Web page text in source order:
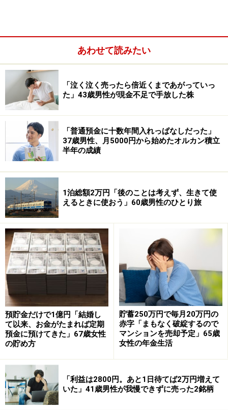
った感じで、社会から取り残されているようです。私だ
けではなく、夫も同じように感じているみたいです」と
話します。
配偶者については「夫が倒れ介護が必要になるときに
は、心構えも準備も何もありませんでした。障がい3級
で年金も少し支給されることが分かり、厚生年金を支払
ってきたことが助けになりました。社会制度には感謝を
しています。ただちょっと生活に余裕のなさは感じてい
ます」と語ります。
家計で一番困っていることとして「必ず夫が家にいるた
め冷暖房は必要で、光熱費がかかります。田舎なのでガ
スがプロパンで割高。プロパンガスは政府の物価高対策
の軽減対象に入っておらず不公平を感じています」と言
います。
「健康であればそれでよいと思っている」
今後については「すでに介護が始まっています。私の収
入も減っているため、年金が減ってしまうのは確定して
いる。夫亡きあとの老後の生活を想像すると不安で怖い
です」と率直に語ります。
家事については「家事は私が全てやっていて、夫の介護
も含みます。体が動かない人に対して不満は言えませ
ん」と話します。今後の生活については「夫が健康であ
あわせて読みたい
「泣く泣く売ったら倍近くまであがっていっ
た」43歳男性が現金不足で手放した株
「普通預金に十数年間入れっぱなしだった」
37歳男性、月5000円から始めたオルカン積立
半年の成績
1泊総額2万円「後のことは考えず、生きて使
えるときに使おう」60歳男性のひとり旅
預貯金だけで1億円「結婚し
て以来、お金がたまれば定期
預金に預けてきた」67歳女性
の貯め方
貯蓄250万円で毎月20万円の
赤字「まもなく破綻するので
マンションを売却予定」65歳
女性の年金生活
「利益は2800円。あと1日待てば2万円増えて
いた」41歳男性が我慢できずに売った2銘柄